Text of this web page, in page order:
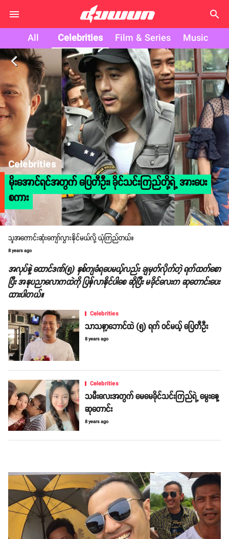
search
All Celebrities Film & Series Music
arrow_back_ios
Celebrities
မိုးအောင်ရင်အတွက် ပြေတီဦး၊ ခိုင်သင်းကြည်တို့ရဲ့ အားပေး
စကား
သူအကောင်းဆုံးကျော်လွှားနိုင်မယ်လို့ ယုံကြည်တယ်။
8 years ago
အလုပ်နဲ့ ထောင်ဒဏ်(၅) နှစ်ကျခံရပေမယ့်လည်း ချမှတ်လိုက်တဲ့ ရက်ထက်စော
ပြီး အနုပညာလောကထဲကို ပြန်လာနိုင်ပါစေ ဆိုပြီး မခိုင်လေးက ဆုတောင်းပေး
ထားပါတယ်။
Celebrities
သာသနာ့ဘောင်ထဲ (၅) ရက် ဝင်မယ့် ပြေတီဦး
8 years ago
Celebrities
သမီးလေးအတွက် မေမေခိုင်သင်းကြည်ရဲ့ မွေးနေ့
ဆုတောင်း
8 years ago